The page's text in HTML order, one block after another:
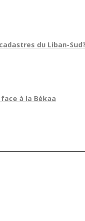
du Liban-
à la Békaa